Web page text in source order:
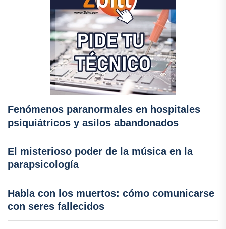
Fenómenos paranormales en hospitales
psiquiátricos y asilos abandonados
El misterioso poder de la música en la
parapsicología
Habla con los muertos: cómo comunicarse
con seres fallecidos